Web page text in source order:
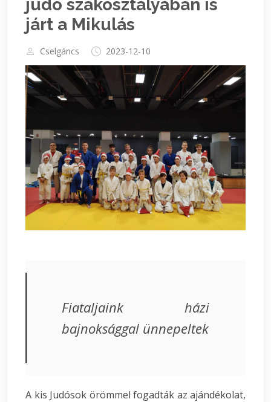
judo szakosztályában is
járt a Mikulás
Cselgáncs 2023-12-10
Fiataljaink házi
bajnoksággal ünnepeltek
A kis Judósok örömmel fogadták az ajándékolat,